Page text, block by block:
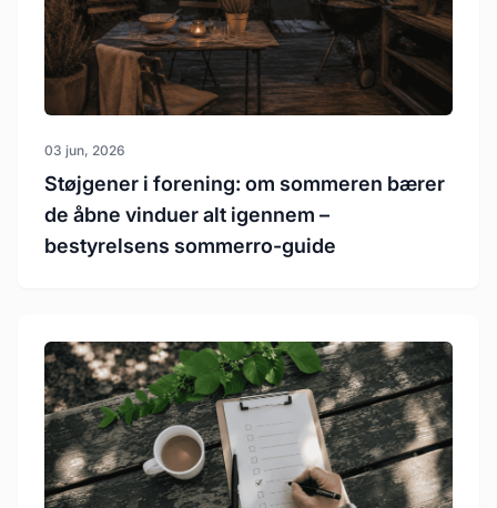
03 jun, 2026
Støjgener i forening: om sommeren bærer
de åbne vinduer alt igennem –
bestyrelsens sommerro-guide